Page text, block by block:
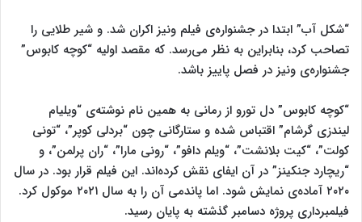
“شکل آب” ابتدا در جشنواره‌ی فیلم ونیز اکران شد. و شیر طلایی را
تصاحب کرد، بنابراین به نظر می‌رسد. که مقصد اولیه “کوچه کابوس”
جشنواره‌ی ونیز در فصل پاییز باشد.
“کوچه کابوس” دل تورو از رمانی به همین نام نوشته‌ی “ویلیام
لیندزی گرشام” اقتباس شده و ستارگانی چون “بردلی کوپر”، “تونی
کولت”، “کیت بلانشت”، “ویلم دافو”، “رونی مارا”، “ران پرلمن”، و
“ریچارد جنکینز” در آن ایفای نقش کرده‌اند. این فیلم قرار بود. در سال
۲۰۲۰ آماده‌ی نمایش شود. اما پاندمی آن را به سال ۲۰۲۱ موکول کرد.
فیلمبرداری پروژه دسامبر گذشته به پایان رسید.